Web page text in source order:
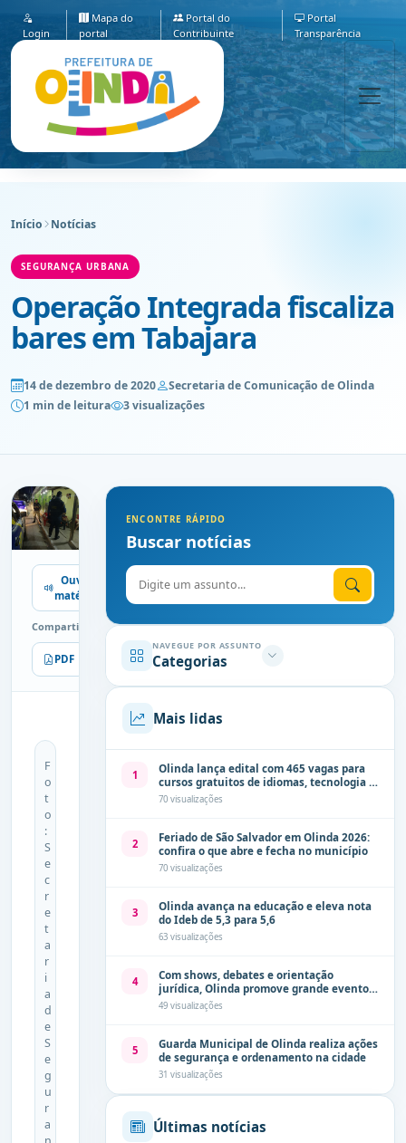
Login
Mapa do
portal
Portal do
Contribuinte
Portal
Transparência
Início Notícias
SEGURANÇA URBANA
Operação Integrada fiscaliza
bares em Tabajara
14 de dezembro de 2020
Secretaria de Comunicação de Olinda
1 min de leitura
3 visualizações
Ouvir
matéria
Compartilhe
PDF Imprimir
F
o
t
o
:
S
e
c
r
e
t
a
r
i
a
d
e
S
e
g
u
r
a
ENCONTRE RÁPIDO
Buscar notícias
Digite o assunto
NAVEGUE POR ASSUNTO
Categorias
Mais lidas
1
Olinda lança edital com 465 vagas para
cursos gratuitos de idiomas, tecnologia e
comunicação
70 visualizações
2
Feriado de São Salvador em Olinda 2026:
confira o que abre e fecha no município
70 visualizações
3
Olinda avança na educação e eleva nota
do Ideb de 5,3 para 5,6
63 visualizações
4
Com shows, debates e orientação
jurídica, Olinda promove grande evento
de combate à violência contra a mulher
neste sábado (8)
49 visualizações
5
Guarda Municipal de Olinda realiza ações
de segurança e ordenamento na cidade
31 visualizações
Últimas notícias